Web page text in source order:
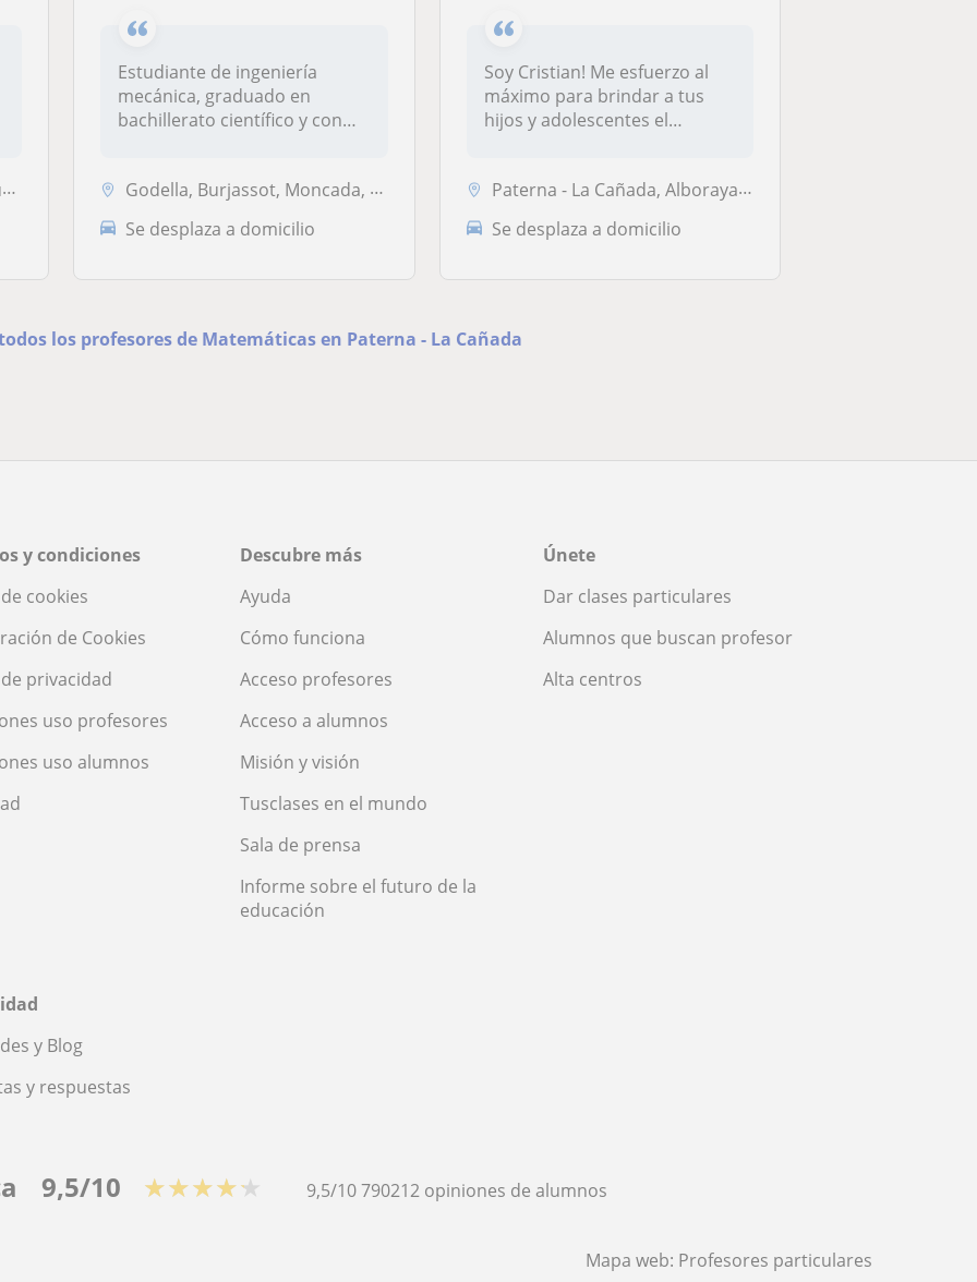
Estudiante de ingeniería
mecánica, graduado en
bachillerato científico y con
Godella, Burjassot, Moncada, Rocafort
Se desplaza a domicilio
Soy Cristian! Me esfuerzo al
máximo para brindar a tus
hijos y adolescentes el
Paterna - La Cañada, Alboraya, Mislata, Valencia Capital, Xirivella
Se desplaza a domicilio
los profesores de Matemáticas en Paterna - La Cañada
y condiciones
cookies
de Cookies
privacidad
uso profesores
uso alumnos
Descubre más
Ayuda
Cómo funciona
Acceso profesores
Acceso a alumnos
Misión y visión
Tusclases en el mundo
Sala de prensa
Informe sobre el futuro de la
educación
Únete
Dar clases particulares
Alumnos que buscan profesor
Alta centros
y Blog
y respuestas
9,5/10 ★★★★★ 9,5/10790212 opiniones de alumnos
Mapa web: Profesores particulares